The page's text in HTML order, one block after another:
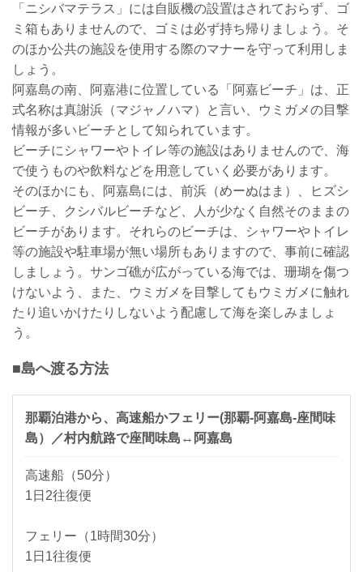
「ニシバマテラス」には自販機の設置はされておらず、ゴ
ミ箱もありませんので、ゴミは必ず持ち帰りましょう。そ
のほか公共の施設を使用する際のマナーを守って利用しま
しょう。
阿嘉島の南、阿嘉港に位置している「阿嘉ビーチ」は、正
式名称は真謝浜（マジャノハマ）と言い、ウミガメの目撃
情報が多いビーチとして知られています。
ビーチにシャワーやトイレ等の施設はありませんので、海
で使うものや飲料などを用意していく必要があります。
そのほかにも、阿嘉島には、前浜（めーぬはま）、ヒズシ
ビーチ、クシバルビーチなど、人が少なく自然そのままの
ビーチがあります。それらのビーチは、シャワーやトイレ
等の施設や駐車場が無い場所もありますので、事前に確認
しましょう。サンゴ礁が広がっている海では、珊瑚を傷つ
けないよう、また、ウミガメを目撃してもウミガメに触れ
たり追いかけたりしないよう配慮して海を楽しみましょ
う。
■島へ渡る方法
那覇泊港から、高速船かフェリー(那覇-阿嘉島-座間味
島）／村内航路で座間味島↔阿嘉島
高速船（50分）
1日2往復便
フェリー（1時間30分）
1日1往復便